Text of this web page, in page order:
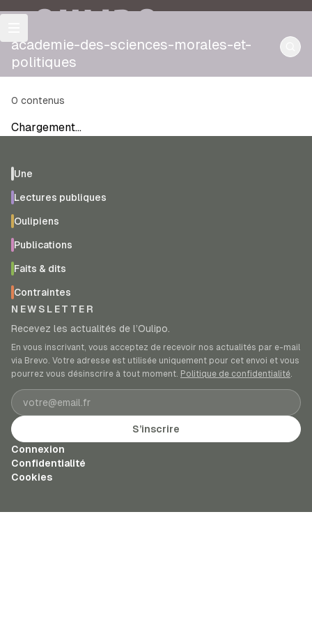
OULIPO
academie-des-sciences-morales-et-
politiques
0 contenus
Chargement…
Une
Lectures publiques
Oulipiens
Publications
Faits & dits
Contraintes
NEWSLETTER
Recevez les actualités de l’Oulipo.
En vous inscrivant, vous acceptez de recevoir nos actualités par e-mail
via Brevo. Votre adresse est utilisée uniquement pour cet envoi et vous
pourrez vous désinscrire à tout moment. Politique de confidentialité.
Adresse e-mail
S’inscrire
Connexion
Confidentialité
Cookies